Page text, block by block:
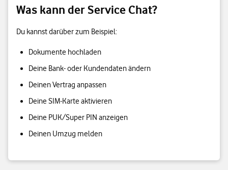
Was kann der Service Chat?
Du kannst darüber zum Beispiel:
Dokumente hochladen
Deine Bank- oder Kundendaten ändern
Deinen Vertrag anpassen
Deine SIM-Karte aktivieren
Deine PUK/Super PIN anzeigen
Deinen Umzug melden